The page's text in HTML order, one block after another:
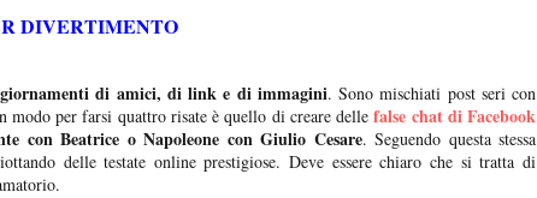
DIVERTIMENTO
di amici, di link e di immagini. Sono mischiati post seri con
per farsi quattro risate è quello di creare delle false chat di Facebook
con Beatrice o Napoleone con Giulio Cesare. Seguendo questa stessa
delle testate online prestigiose. Deve essere chiaro che si tratta di